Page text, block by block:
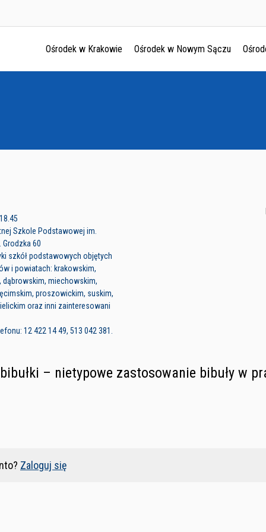
Ośrodek w Krakowie Ośrodek w Nowym Sączu
Szkole Podstawowej im.
Grodzka 60
szkół podstawowych objętych
i powiatach: krakowskim,
miechowskim,
proszowickim, suskim,
oraz inni zainteresowani
12 422 14 49, 513 042 381.
– nietypowe zastosowanie bibuły w
Zaloguj się
Ośrodek w Krakowie